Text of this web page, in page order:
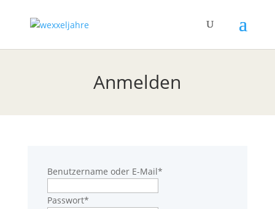
Anmelden
Benutzername oder E-Mail*
Passwort*